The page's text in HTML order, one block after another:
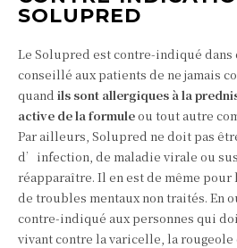
SOLUPRED
Le Solupred est contre-indiqué dans
conseillé aux patients de ne jamais
quand ils sont allergiques à la
active de la formuleou tout autre
Par ailleurs, Solupred ne doit pas
d’infection, de maladie virale ou
réapparaître. Il en est de même
de troubles mentaux non traités. En
contre-indiqué aux personnes qui
vivant contre la varicelle, la rougeole